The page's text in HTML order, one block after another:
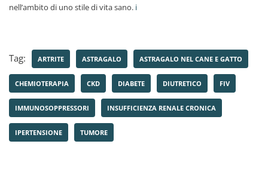
nell’ambito di uno stile di vita sano. i
Tag: ARTRITE ASTRAGALO ASTRAGALO NEL CANE E GATTO
CHEMIOTERAPIA CKD DIABETE DIUTRETICO FIV
IMMUNOSOPPRESSORI INSUFFICIENZA RENALE CRONICA
IPERTENSIONE TUMORE